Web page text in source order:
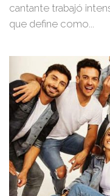
cantante trabajó
que define como...